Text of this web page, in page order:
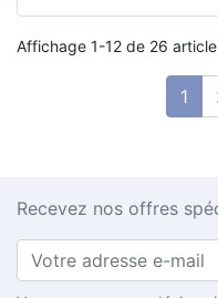
Affichage 1-12 de 26
1
Recevez nos offres